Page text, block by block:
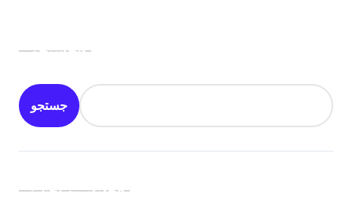
جستجو
جستجو
جدیدترین اخبار: